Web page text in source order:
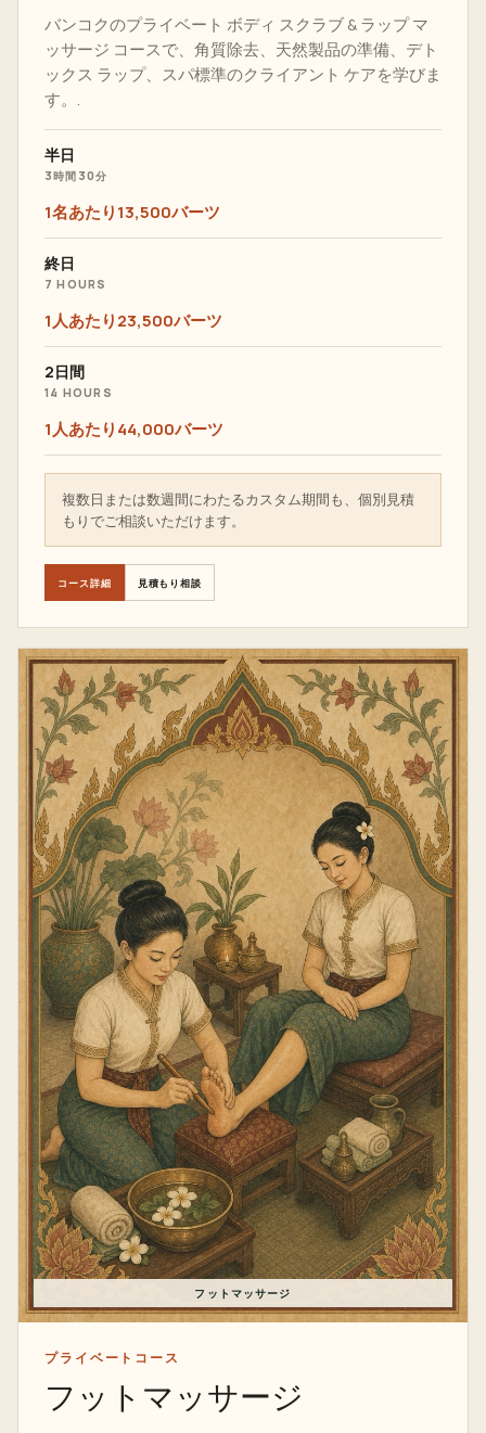
バンコクのプライベート ボディ スクラブ & ラップ マ
ッサージ コースで、角質除去、天然製品の準備、デト
ックス ラップ、スパ標準のクライアント ケアを学びま
す。.
半日
3時間30分
1名あたり13,500バーツ
終日
7 HOURS
1人あたり23,500バーツ
2日間
14 HOURS
1人あたり44,000バーツ
複数日または数週間にわたるカスタム期間も、個別見積
もりでご相談いただけます。
コース詳細 見積もり相談
フットマッサージ
プライベートコース
フットマッサージ